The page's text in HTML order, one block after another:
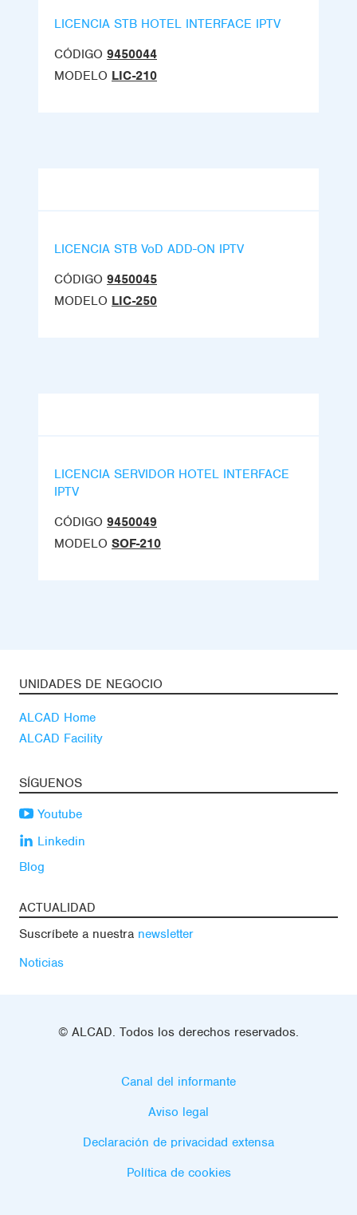
LICENCIA STB HOTEL INTERFACE IPTV
CÓDIGO 9450044
MODELO LIC-210
LICENCIA STB VoD ADD-ON IPTV
CÓDIGO 9450045
MODELO LIC-250
LICENCIA SERVIDOR HOTEL INTERFACE
IPTV
CÓDIGO 9450049
MODELO SOF-210
UNIDADES DE NEGOCIO
ALCAD Home
ALCAD Facility
SÍGUENOS
Youtube
Linkedin
Blog
ACTUALIDAD
Suscríbete a nuestra newsletter
Noticias
© ALCAD. Todos los derechos reservados.
Canal del informante
Aviso legal
Declaración de privacidad extensa
Política de cookies